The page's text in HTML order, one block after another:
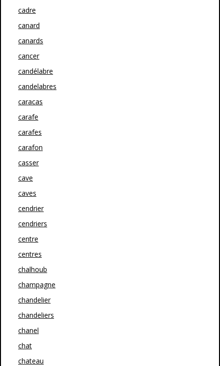
cadre
canard
canards
cancer
candélabre
candelabres
caracas
carafe
carafes
carafon
casser
cave
caves
cendrier
cendriers
centre
centres
chalhoub
champagne
chandelier
chandeliers
chanel
chat
chateau